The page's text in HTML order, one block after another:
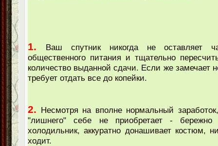
1.
Ваш спутник никогда не оставляет
общественного питания и тщательно
количество выданной сдачи. Если же замечает
требует отдать все до копейки.
2. Несмотря на вполне нормальный
"лишнего" себе не приобретает - бережно
холодильник, аккуратно донашивает костюм,
ходит.